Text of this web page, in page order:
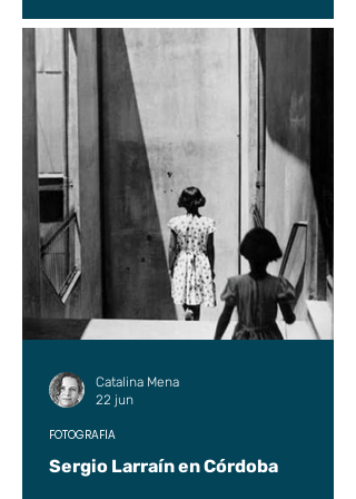
Sergio Larraín en Córdoba
FOTOGRAFÍA
Catalina Mena
22 jun